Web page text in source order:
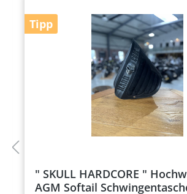
Tipp
" SKULL HARDCORE "
AGM Softail